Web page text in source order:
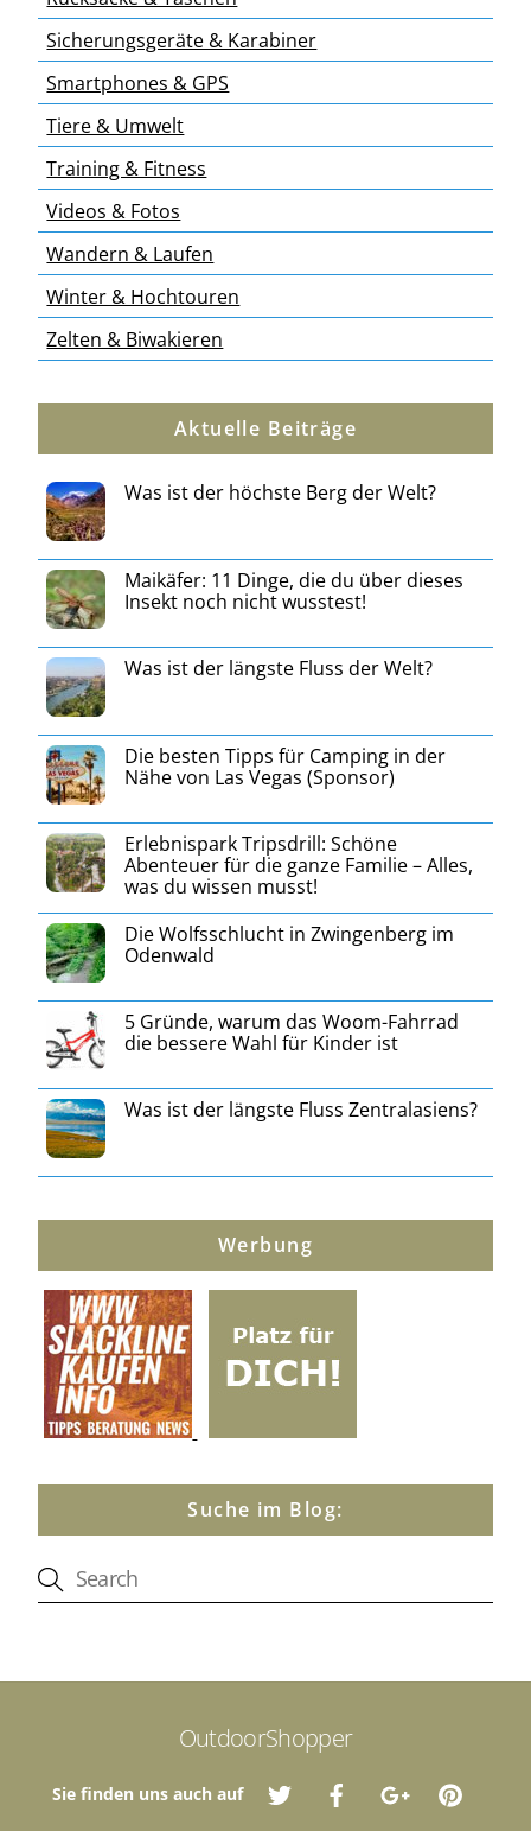
Sicherungsgeräte & Karabiner
Smartphones & GPS
Tiere & Umwelt
Training & Fitness
Videos & Fotos
Wandern & Laufen
Winter & Hochtouren
Zelten & Biwakieren
Aktuelle Beiträge
Was ist der höchste Berg der Welt?
Maikäfer: 11 Dinge, die du über dieses
Insekt noch nicht wusstest!
Was ist der längste Fluss der Welt?
Die besten Tipps für Camping in der
Nähe von Las Vegas (Sponsor)
Erlebnispark Tripsdrill: Schöne
Abenteuer für die ganze Familie – Alles,
was du wissen musst!
Die Wolfsschlucht in Zwingenberg im
Odenwald
5 Gründe, warum das Woom-Fahrrad
die bessere Wahl für Kinder ist
Was ist der längste Fluss Zentralasiens?
Werbung
Suche im Blog:
OutdoorShopper
Sie finden uns auch auf